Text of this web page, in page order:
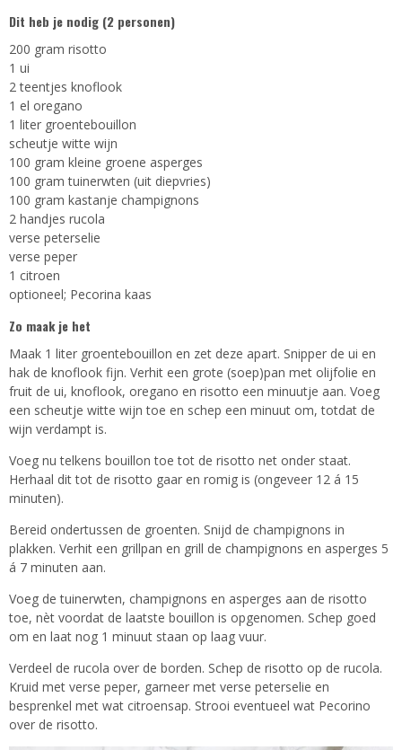
Dit heb je nodig (2 personen)
200 gram risotto
1 ui
2 teentjes knoflook
1 el oregano
1 liter groentebouillon
scheutje witte wijn
100 gram kleine groene asperges
100 gram tuinerwten (uit diepvries)
100 gram kastanje champignons
2 handjes rucola
verse peterselie
verse peper
1 citroen
optioneel; Pecorina kaas
Zo maak je het
Maak 1 liter groentebouillon en zet deze apart. Snipper de ui en
hak de knoflook fijn. Verhit een grote (soep)pan met olijfolie en
fruit de ui, knoflook, oregano en risotto een minuutje aan. Voeg
een scheutje witte wijn toe en schep een minuut om, totdat de
wijn verdampt is.
Voeg nu telkens bouillon toe tot de risotto net onder staat.
Herhaal dit tot de risotto gaar en romig is (ongeveer 12 á 15
minuten).
Bereid ondertussen de groenten. Snijd de champignons in
plakken. Verhit een grillpan en grill de champignons en asperges 5
á 7 minuten aan.
Voeg de tuinerwten, champignons en asperges aan de risotto
toe, nèt voordat de laatste bouillon is opgenomen. Schep goed
om en laat nog 1 minuut staan op laag vuur.
Verdeel de rucola over de borden. Schep de risotto op de rucola.
Kruid met verse peper, garneer met verse peterselie en
besprenkel met wat citroensap. Strooi eventueel wat Pecorino
over de risotto.